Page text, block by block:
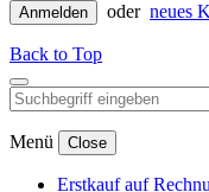
Anmelden oder neues
Back to Top
Menü Close
Erstkauf auf